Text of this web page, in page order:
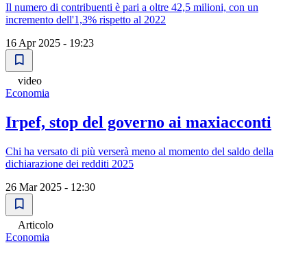
Il numero di contribuenti è pari a oltre 42,5 milioni, con un
incremento dell'1,3% rispetto al 2022
16 Apr 2025 - 19:23
video
Economia
Irpef, stop del governo ai maxiacconti
Chi ha versato di più verserà meno al momento del saldo della
dichiarazione dei redditi 2025
26 Mar 2025 - 12:30
Articolo
Economia